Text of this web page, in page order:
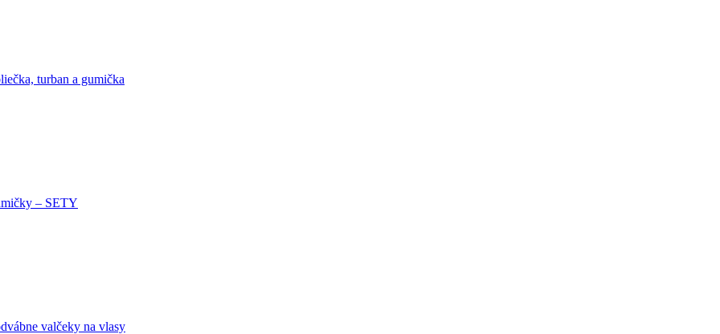
turban a gumička
– SETY
valčeky na vlasy